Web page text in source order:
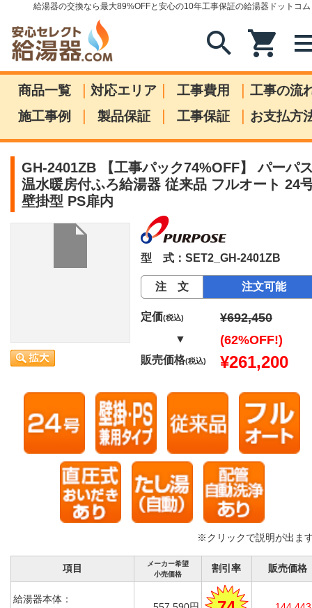
給湯器の交換なら最大89%OFFと安心の10年工事保証の給湯器ドットコム
search shopping_cart
商品一覧 | 対応エリア | 工事費用 | 工事の流
施工事例
| 製品保証 | 工事保証 | お支払方
GH-2401ZB 【工事パック74%OFF】 パーパ
温水暖房付ふろ給湯器 従来品 フルオート 24
壁掛型 PS扉内
型 式：SET2_GH-2401ZB
注 文 注文可能
定価(税込) ¥692,450
▼ (62%OFF!)
販売価格(税込) ¥261,200
※クリックで説明が出ま
項目
メーカー希望
小売価格
割引率 販売価格
給湯器本体：